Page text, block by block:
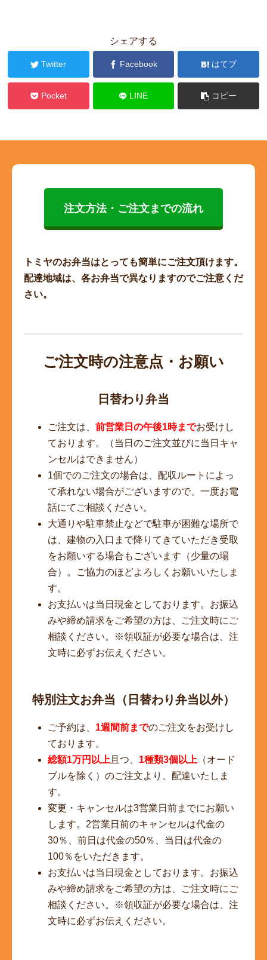
シェアする
Twitter Facebook はてブ
Pocket LINE コピー
注文方法・ご注文までの流れ
トミヤのお弁当はとっても簡単にご注文頂けます。
配達地域は、各お弁当で異なりますのでご注意くだ
さい。
ご注文時の注意点・お願い
日替わり弁当
ご注文は、 前営業日の午後1時までお受けし
ております。（当日のご注文並びに当日キャ
ンセルはできません）
1個でのご注文の場合は、配収ルートによっ
て承れない場合がございますので、一度お電
話にてご相談ください。
大通りや駐車禁止などで駐車が困難な場所で
は、建物の入口まで降りてきていただき受取
をお願いする場合もございます（少量の場
合）。ご協力のほどよろしくお願いいたしま
す。
お支払いは当日現金としております。お振込
みや締め請求をご希望の方は、ご注文時にご
相談ください。※領収証が必要な場合は、注
文時に必ずお伝えください。
特別注文お弁当（日替わり弁当以外）
ご予約は、 1週間前までのご注文をお受けし
ております。
総額1万円以上 且つ、 1種類3個以上 （オード
ブルを除く）のご注文より、配達いたしま
す。
変更・キャンセルは3営業日前までにお願い
します。2営業日前のキャンセルは代金の
30％、前日は代金の50％、当日は代金の
100％をいただきます。
お支払いは当日現金としております。お振込
みや締め請求をご希望の方は、ご注文時にご
相談ください。※領収証が必要な場合は、注
文時に必ずお伝えください。